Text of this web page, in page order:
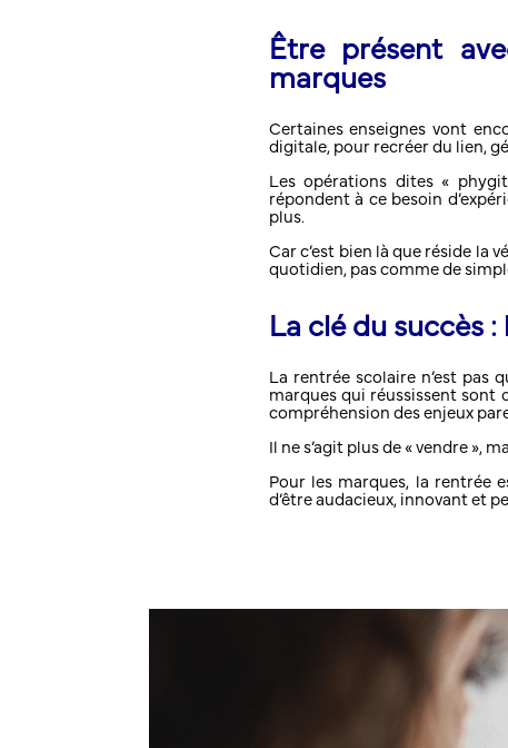
Être présent
marques
Certaines enseignes vont
digitale, pour recréer du lien,
Les opérations dites «
répondent à ce besoin
plus.
Car c’est bien là que réside la
quotidien, pas comme de
La clé du succès
La rentrée scolaire n’est
marques qui réussissent sont
compréhension des enjeux
Il ne s’agit plus de « vendre »,
Pour les marques, la rentrée
d’être audacieux, innovant et